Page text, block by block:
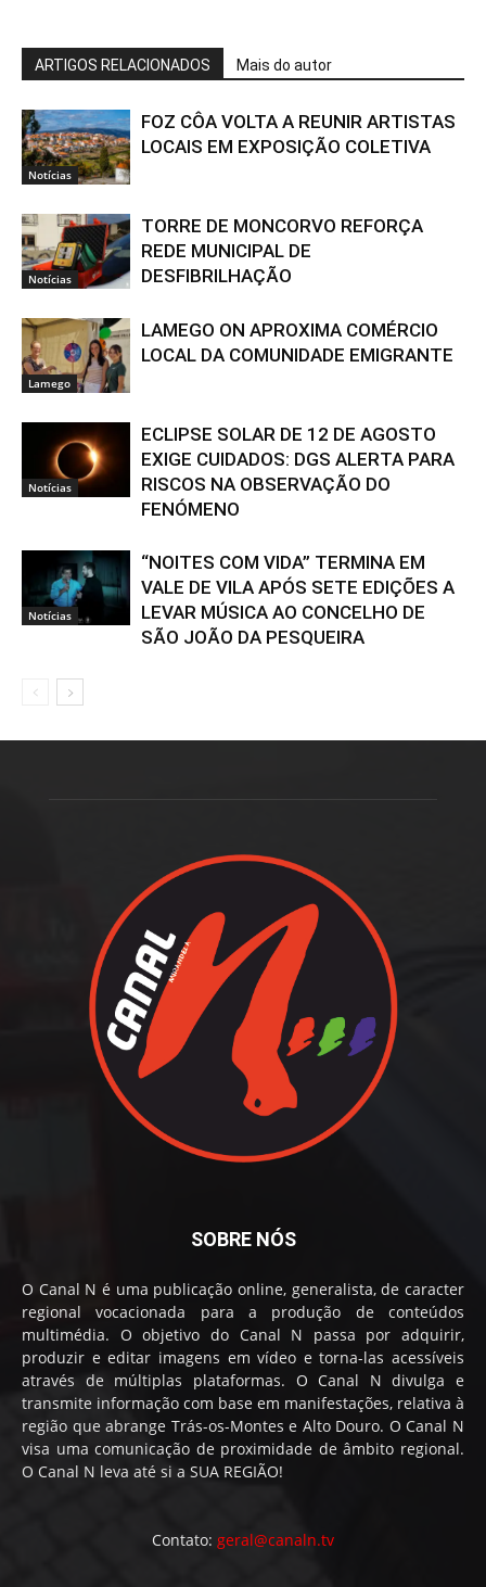
ARTIGOS RELACIONADOS Mais do autor
Notícias
FOZ CÔA VOLTA A REUNIR ARTISTAS
LOCAIS EM EXPOSIÇÃO COLETIVA
Notícias
TORRE DE MONCORVO REFORÇA
REDE MUNICIPAL DE
DESFIBRILHAÇÃO
Lamego
LAMEGO ON APROXIMA COMÉRCIO
LOCAL DA COMUNIDADE EMIGRANTE
Notícias
ECLIPSE SOLAR DE 12 DE AGOSTO
EXIGE CUIDADOS: DGS ALERTA PARA
RISCOS NA OBSERVAÇÃO DO
FENÓMENO
Notícias
“NOITES COM VIDA” TERMINA EM
VALE DE VILA APÓS SETE EDIÇÕES A
LEVAR MÚSICA AO CONCELHO DE
SÃO JOÃO DA PESQUEIRA
SOBRE NÓS
O Canal N é uma publicação online, generalista, de caracter
regional vocacionada para a produção de conteúdos
multimédia. O objetivo do Canal N passa por adquirir,
produzir e editar imagens em vídeo e torna-las acessíveis
através de múltiplas plataformas. O Canal N divulga e
transmite informação com base em manifestações, relativa à
região que abrange Trás-os-Montes e Alto Douro. O Canal N
visa uma comunicação de proximidade de âmbito regional.
O Canal N leva até si a SUA REGIÃO!
Contato: geral@canaln.tv